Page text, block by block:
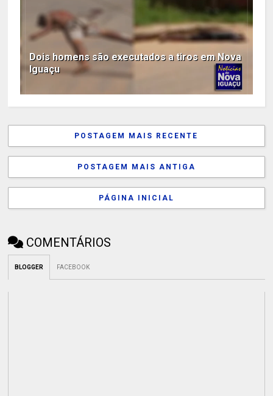
Dois homens são executados a tiros em Nova
Iguaçu
POSTAGEM MAIS RECENTE
POSTAGEM MAIS ANTIGA
PÁGINA INICIAL
COMENTÁRIOS
BLOGGER FACEBOOK